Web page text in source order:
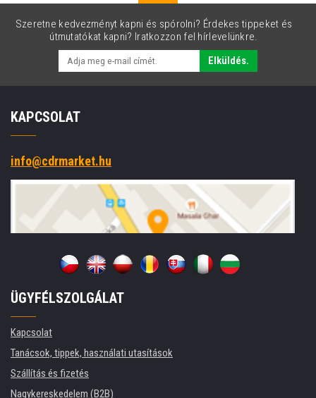
Szeretne kedvezményt kapni és spórolni? Érdekes tippeket és
útmutatókat kapni? Iratkozzon fel hírlevelünkre.
Elküldés.
KAPCSOLAT
info@cdrmarket.hu
ÜGYFÉLSZOLGÁLAT
Kapcsolat
Tanácsok, tippek, használati utasítások
Szállítás és fizetés
Nagykereskedelem (B2B)